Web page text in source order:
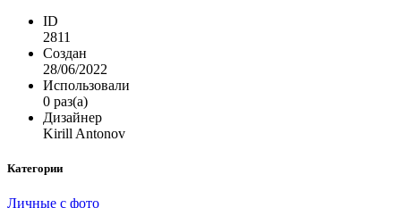
ID
2811
Создан
28/06/2022
Использовали
0 раз(а)
Дизайнер
Kirill Antonov
Категории
Личные с фото